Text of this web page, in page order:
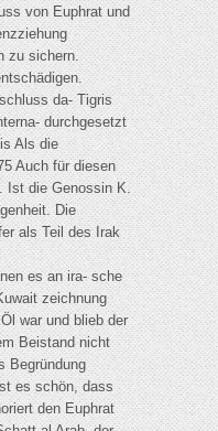
von Euphrat und
zu sichern.
da- Tigris
durchgesetzt
Als die
Auch für diesen
Ist die Genossin K.
Die
als Teil des Irak
es an ira- sche
zeichnung
war und blieb der
Beistand nicht
Begründung
es schön, dass
den Euphrat